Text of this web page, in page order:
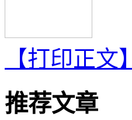
【打印正文】
推荐文章